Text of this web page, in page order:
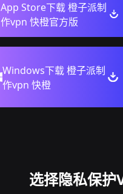
App Store下载 橙子派制
作vpn 快橙官方版
Windows下载 橙子派制
作vpn 快橙
选择隐私保